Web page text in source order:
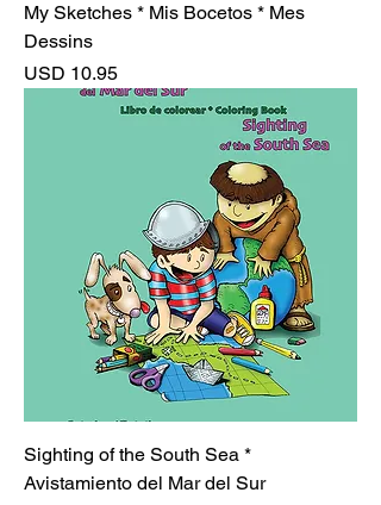
My Sketches * Mis Bocetos * Mes
Dessins
Precio
USD 10.95
Sighting of the South Sea *
Avistamiento del Mar del Sur